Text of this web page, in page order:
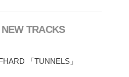
TRACKS
「TUNNELS」